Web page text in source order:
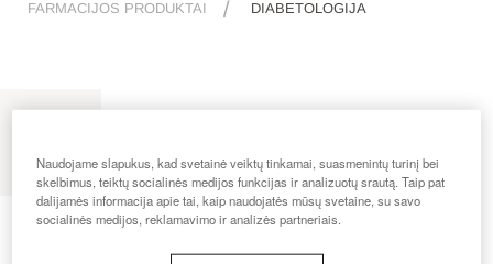
FARMACIJOS PRODUKTAI
DIABETOLOGIJA
Diabetologija
Naudojame slapukus, kad svetainė veiktų tinkamai, suasmenintų turinį bei
skelbimus, teiktų socialinės medijos funkcijas ir analizuotų srautą. Taip pat
dalijamės informacija apie tai, kaip naudojatės mūsų svetaine, su savo
socialinės medijos, reklamavimo ir analizės partneriais.